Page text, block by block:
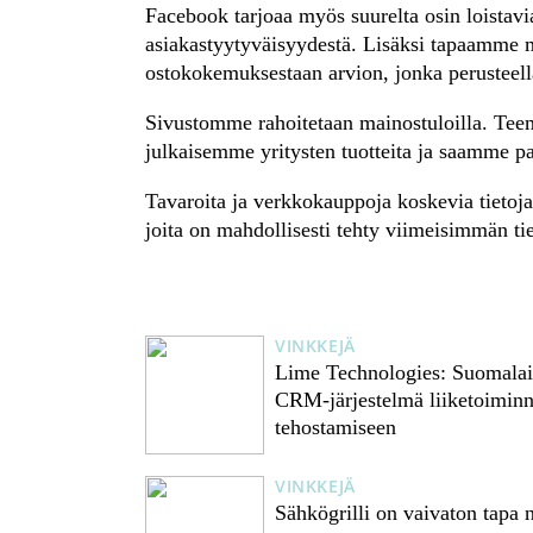
Facebook tarjoaa myös suurelta osin
asiakastyytyväisyydestä. Lisäksi
ostokokemuksestaan arvion, jonka
Sivustomme rahoitetaan mainostuloilla.
julkaisemme yritysten tuotteita ja saamme
Tavaroita ja verkkokauppoja koskevia
joita on mahdollisesti tehty viimeisimmän
VINKKEJÄ
Lime Technologies:
CRM-järjestelmä
tehostamiseen
VINKKEJÄ
Sähkögrilli on vaivaton tapa